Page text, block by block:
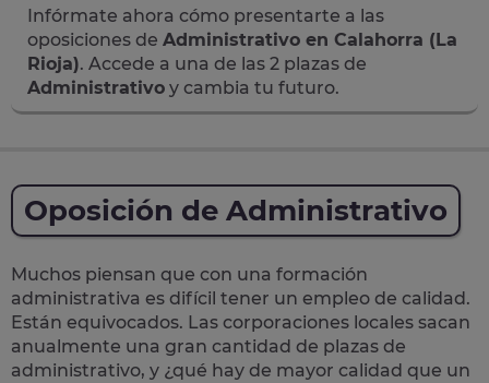
Infórmate ahora cómo presentarte a las
oposiciones de Administrativo en Calahorra (La
Rioja). Accede a una de las 2 plazas de
Administrativo y cambia tu futuro.
Oposición de Administrativo
Muchos piensan que con una formación
administrativa es difícil tener un empleo de calidad.
Están equivocados. Las corporaciones locales sacan
anualmente una gran cantidad de plazas de
administrativo, y ¿qué hay de mayor calidad que un